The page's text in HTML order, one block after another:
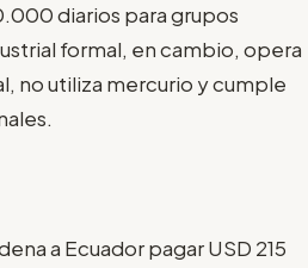
diarios para grupos
formal, en cambio, opera
no utiliza mercurio y cumple
a Ecuador pagar USD 215